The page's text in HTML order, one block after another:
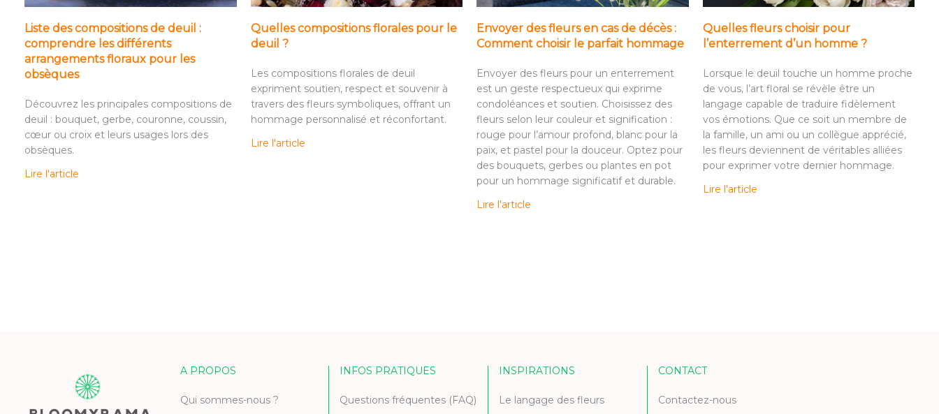
Liste des compositions de deuil :
comprendre les différents
arrangements floraux pour les
obsèques
Découvrez les principales compositions de
deuil : bouquet, gerbe, couronne, coussin,
cœur ou croix et leurs usages lors des
obsèques.
Lire l'article
Quelles compositions florales pour le
deuil ?
Les compositions florales de deuil
expriment soutien, respect et souvenir à
travers des fleurs symboliques, offrant un
hommage personnalisé et réconfortant.
Lire l'article
Envoyer des fleurs en cas de décès :
Comment choisir le parfait hommage
Envoyer des fleurs pour un enterrement
est un geste respectueux qui exprime
condoléances et soutien. Choisissez des
fleurs selon leur couleur et signification :
rouge pour l’amour profond, blanc pour la
paix, et pastel pour la douceur. Optez pour
des bouquets, gerbes ou plantes en pot
pour un hommage significatif et durable.
Lire l'article
Quelles fleurs choisir pour
l’enterrement d’un homme ?
Lorsque le deuil touche un homme proche
de vous, l’art floral se révèle être un
langage capable de traduire fidèlement
vos émotions. Que ce soit un membre de
la famille, un ami ou un collègue apprécié,
les fleurs deviennent de véritables alliées
pour exprimer votre dernier hommage.
Lire l'article
A PROPOS
Qui sommes-nous ?
INFOS PRATIQUES
Questions fréquentes (FAQ)
INSPIRATIONS
Le langage des fleurs
CONTACT
Contactez-nous